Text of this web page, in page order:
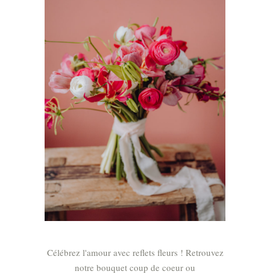
Célébrez l'amour avec reflets fleurs ! Retrouvez
notre bouquet coup de coeur ou